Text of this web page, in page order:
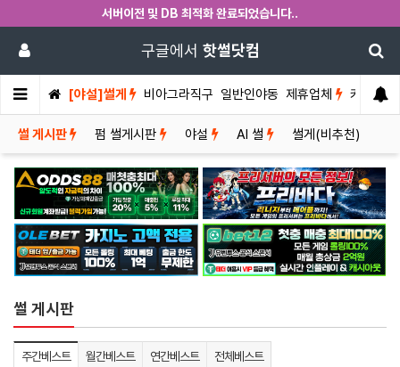
서버이전 및 DB 최적화 완료되었습니다..
구글에서 핫썰닷컴
[야설]썰게 비아그라직구 일반인야동 제휴업체 커뮤니티
썰 게시판 펌 썰게시판 야설 AI 썰 썰게(비추천)
썰 게시판
주간베스트 월간베스트 연간베스트 전체베스트